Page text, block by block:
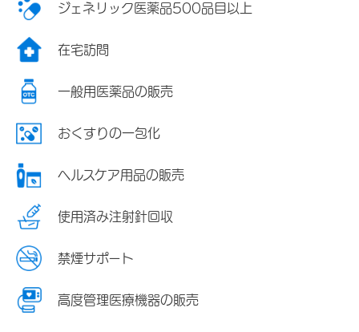
ジェネリック医薬品500品目以上
在宅訪問
一般用医薬品の販売
おくすりの一包化
ヘルスケア用品の販売
使用済み注射針回収
禁煙サポート
高度管理医療機器の販売